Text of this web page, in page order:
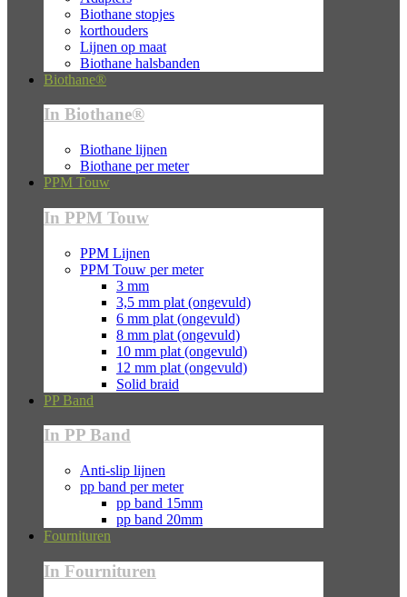
Biothane stopjes
korthouders
Lijnen op maat
Biothane halsbanden
Biothane®
In Biothane®
Biothane lijnen
Biothane per meter
PPM Touw
In PPM Touw
PPM Lijnen
PPM Touw per meter
3 mm
3,5 mm plat (ongevuld)
6 mm plat (ongevuld)
8 mm plat (ongevuld)
10 mm plat (ongevuld)
12 mm plat (ongevuld)
Solid braid
PP Band
In PP Band
Anti-slip lijnen
pp band per meter
pp band 15mm
pp band 20mm
Fournituren
In Fournituren